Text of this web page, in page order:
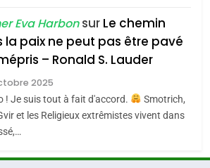
2025, l’année la plus
meurtrière selon le
rapport d’ADL contre
l’antisémitisme
FRANCE ISRAÉL
FIÈRE, DIGNE ET RÉSILIENTE :
POURQUOI JE REVENDIQUE
Eva Harbonsur Le chemin
la paix ne peut pas être pavé
– Ronald S. Lauder
2025
! Je suis tout à fait d'accord.
Smotrich,
et les Religieux extrêmistes vivent dans
Azilal consacrés produits
du terroir
DAFINA MAROC
Oeil ravageur – Vanessa De
Loya Stauber
CINEMA ISRAÉL
«Tu dis génocide, je dis